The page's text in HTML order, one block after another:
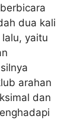
dua kali
yaitu
arahan
dan